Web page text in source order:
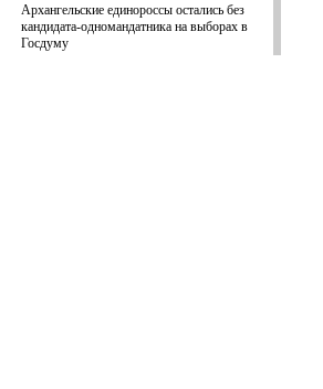
Архангельские единороссы остались без
кандидата-одномандатника на выборах в
Госдуму